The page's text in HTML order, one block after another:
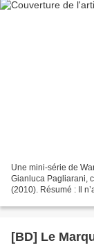
Une mini-série de
Gianluca Pagliarani,
(2010). Résumé : Il
[BD] Le